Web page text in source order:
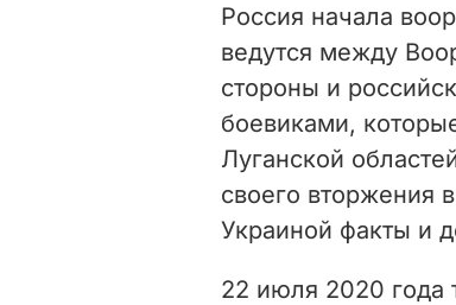
Россия начала
ведутся между
стороны и
боевиками,
Луганской
своего вторжения
Украиной факты и
22 июля 2020 года